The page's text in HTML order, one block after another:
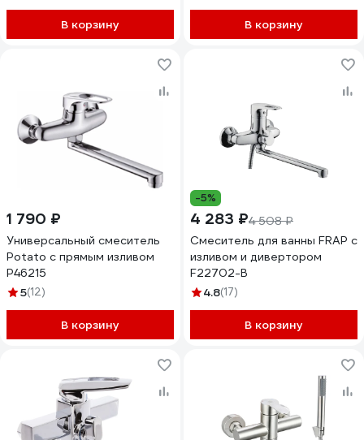
В корзину
В корзину
1 790 ₽
Универсальный смеситель
Potato с прямым изливом
P46215
5(12)
В корзину
-5%
4 283 ₽4 508 ₽
Смеситель для ванны FRAP с
изливом и дивертором
F22702-B
4.8(17)
В корзину